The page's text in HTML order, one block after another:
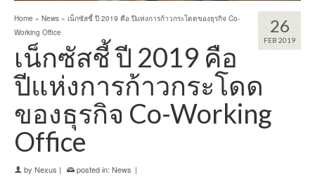
26
FEB 2019
Home » News » เน็กซัสชี้ ปี 2019 คือ ปีแห่งการก้าวกระโดดของธุรกิจ Co-
Working Office
เน็กซัสชี้ ปี 2019 คือ
ปีแห่งการก้าวกระโดด
ของธุรกิจ Co-Working
Office
by Nexus | posted in: News |